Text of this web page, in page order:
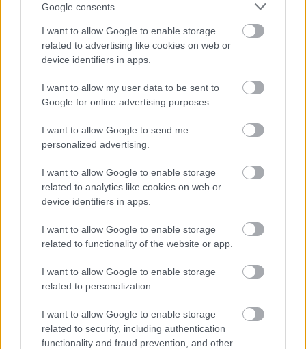
Google consents
I want to allow Google to enable storage
related to advertising like cookies on web or
device identifiers in apps.
I want to allow my user data to be sent to
Google for online advertising purposes.
I want to allow Google to send me
personalized advertising.
I want to allow Google to enable storage
related to analytics like cookies on web or
device identifiers in apps.
I want to allow Google to enable storage
related to functionality of the website or app.
I want to allow Google to enable storage
related to personalization.
I want to allow Google to enable storage
related to security, including authentication
functionality and fraud prevention, and other
számított rá, mások
számára
Végül az előzetesen beharangozotthoz képest más lett az
oktatási miniszter is, akivel a szakmai szervezetek elégedettek.
TOVÁBB OLVASOM
Választások bejelentés,családügyi,elégedettség
kátai-németh
kormányváltás,közlekedési ,lannert judit,Magyar Péter
, , tisza part
Út a kormányváltásig – ezt közölte csütörtökön
Magyar Péter és a Tisza Párt (április 23.)
2026.04.23. Kiss Lajos
Újabb korábbi ígéreteit
erősítette meg a Tisza
Párt vezére, a leendő